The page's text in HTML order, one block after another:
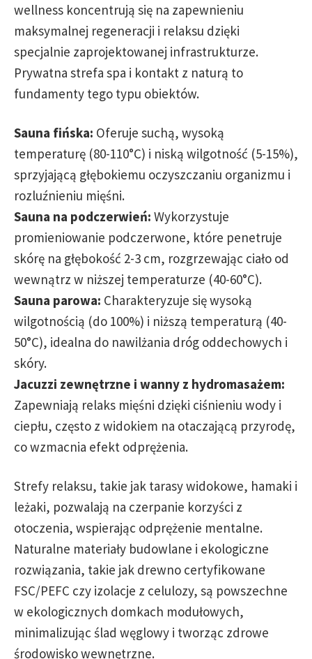
wellness koncentrują się na zapewnieniu
maksymalnej regeneracji i relaksu dzięki
specjalnie zaprojektowanej infrastrukturze.
Prywatna strefa spa i kontakt z naturą to
fundamenty tego typu obiektów.
Sauna fińska: Oferuje suchą, wysoką
temperaturę (80-110°C) i niską wilgotność (5-15%),
sprzyjającą głębokiemu oczyszczaniu organizmu i
rozluźnieniu mięśni.
Sauna na podczerwień: Wykorzystuje
promieniowanie podczerwone, które penetruje
skórę na głębokość 2-3 cm, rozgrzewając ciało od
wewnątrz w niższej temperaturze (40-60°C).
Sauna parowa: Charakteryzuje się wysoką
wilgotnością (do 100%) i niższą temperaturą (40-
50°C), idealna do nawilżania dróg oddechowych i
skóry.
Jacuzzi zewnętrzne i wanny z hydromasażem:
Zapewniają relaks mięśni dzięki ciśnieniu wody i
ciepłu, często z widokiem na otaczającą przyrodę,
co wzmacnia efekt odprężenia.
Strefy relaksu, takie jak tarasy widokowe, hamaki i
leżaki, pozwalają na czerpanie korzyści z
otoczenia, wspierając odprężenie mentalne.
Naturalne materiały budowlane i ekologiczne
rozwiązania, takie jak drewno certyfikowane
FSC/PEFC czy izolacje z celulozy, są powszechne
w ekologicznych domkach modułowych,
minimalizując ślad węglowy i tworząc zdrowe
środowisko wewnętrzne.